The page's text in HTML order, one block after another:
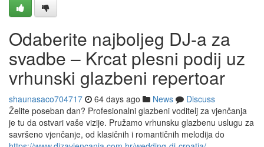
Odaberite najboljeg DJ-a za
svadbe – Krcat plesni podij uz
vrhunski glazbeni repertoar
shaunasaco704717 64 days ago News
Discuss
Želite poseban dan? Profesionalni glazbeni voditelj za vjenčanja
je tu da ostvari vaše vizije. Pružamo vrhunsku glazbenu uslugu za
savršeno vjenčanje, od klasičnih i romantičnih melodija do